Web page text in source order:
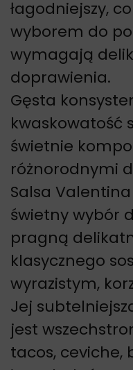
łagodniejszy,
wyborem do
wymagają
doprawienia.
Gęsta
kwaskowatość
świetnie
różnorodnymi
Salsa
świetny wybór
pragną
klasycznego
wyrazistym,
Jej
jest
tacos, ceviche,